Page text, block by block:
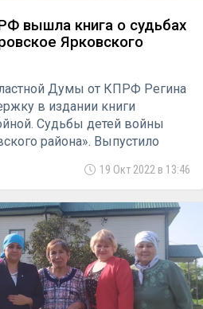
вышла книга о судьбах
Ярковского
Думы от КПРФ Регина
в издании книги
Судьбы детей войны
района». Выпустило
19 Окт 2022 в 13:46